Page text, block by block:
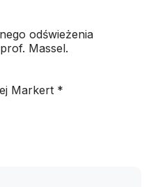
odświeżenia
Massel.
Markert *